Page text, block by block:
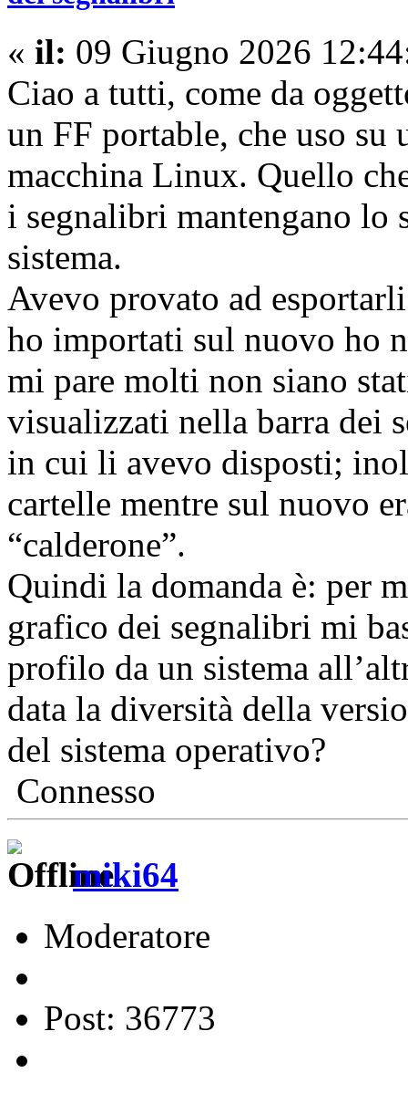
« il: 09 Giugno 2026
Ciao a tutti, come da
un FF portable, che uso su
macchina Linux. Quello
i segnalibri mantengano lo
sistema.
Avevo provato ad
ho importati sul nuovo ho
mi pare molti non siano
visualizzati nella barra dei
in cui li avevo disposti;
cartelle mentre sul nuovo
“calderone”.
Quindi la domanda è: per
grafico dei segnalibri mi
profilo da un sistema
data la diversità della
del sistema operativo?
Connesso
miki64
Moderatore
Post: 36773